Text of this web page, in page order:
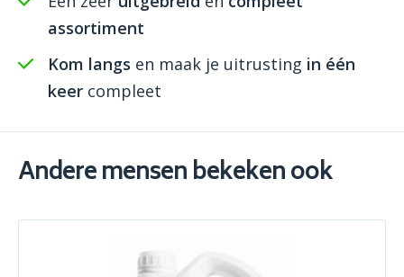
assortiment
Kom langs en maak je uitrusting in één
keer compleet
Andere mensen bekeken ook